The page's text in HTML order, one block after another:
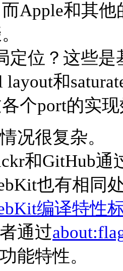
Apple和其他
定位？这些
layout和
个port的实
况很复杂。
和GitHub通
也有相同
编译特性
通过
能特性。